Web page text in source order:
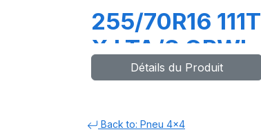
255/70R16 111T
X LTA/S ORWL
Détails du Produit
Back to: Pneu 4x4